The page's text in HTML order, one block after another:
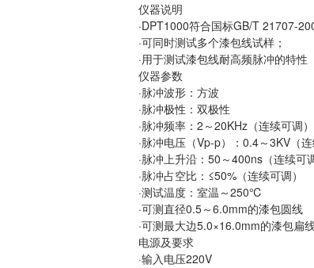
仪器说明
·DPT1000符合国标GB/T 21707-
·可同时测试多个漆包线试样；
·用于测试漆包线耐高频脉冲的特性
仪器参数
·脉冲波形：方波
·脉冲极性：双极性
·脉冲频率： 2 ～20KHz （连续可调）
·脉冲电压（Vp-p）： 0.4～3KV （
·脉冲上升沿： 50 ～400ns （连续可
·脉冲占空比：≤50% （连续可调）
·测试温度：室温～250℃
·可测直径0.5～6.0mm的漆包圆线
·可测最大边5.0×16.0mm的漆包扁
电源及要求
·输入电压220V